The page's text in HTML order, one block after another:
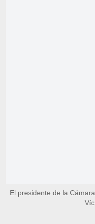
El presidente de la